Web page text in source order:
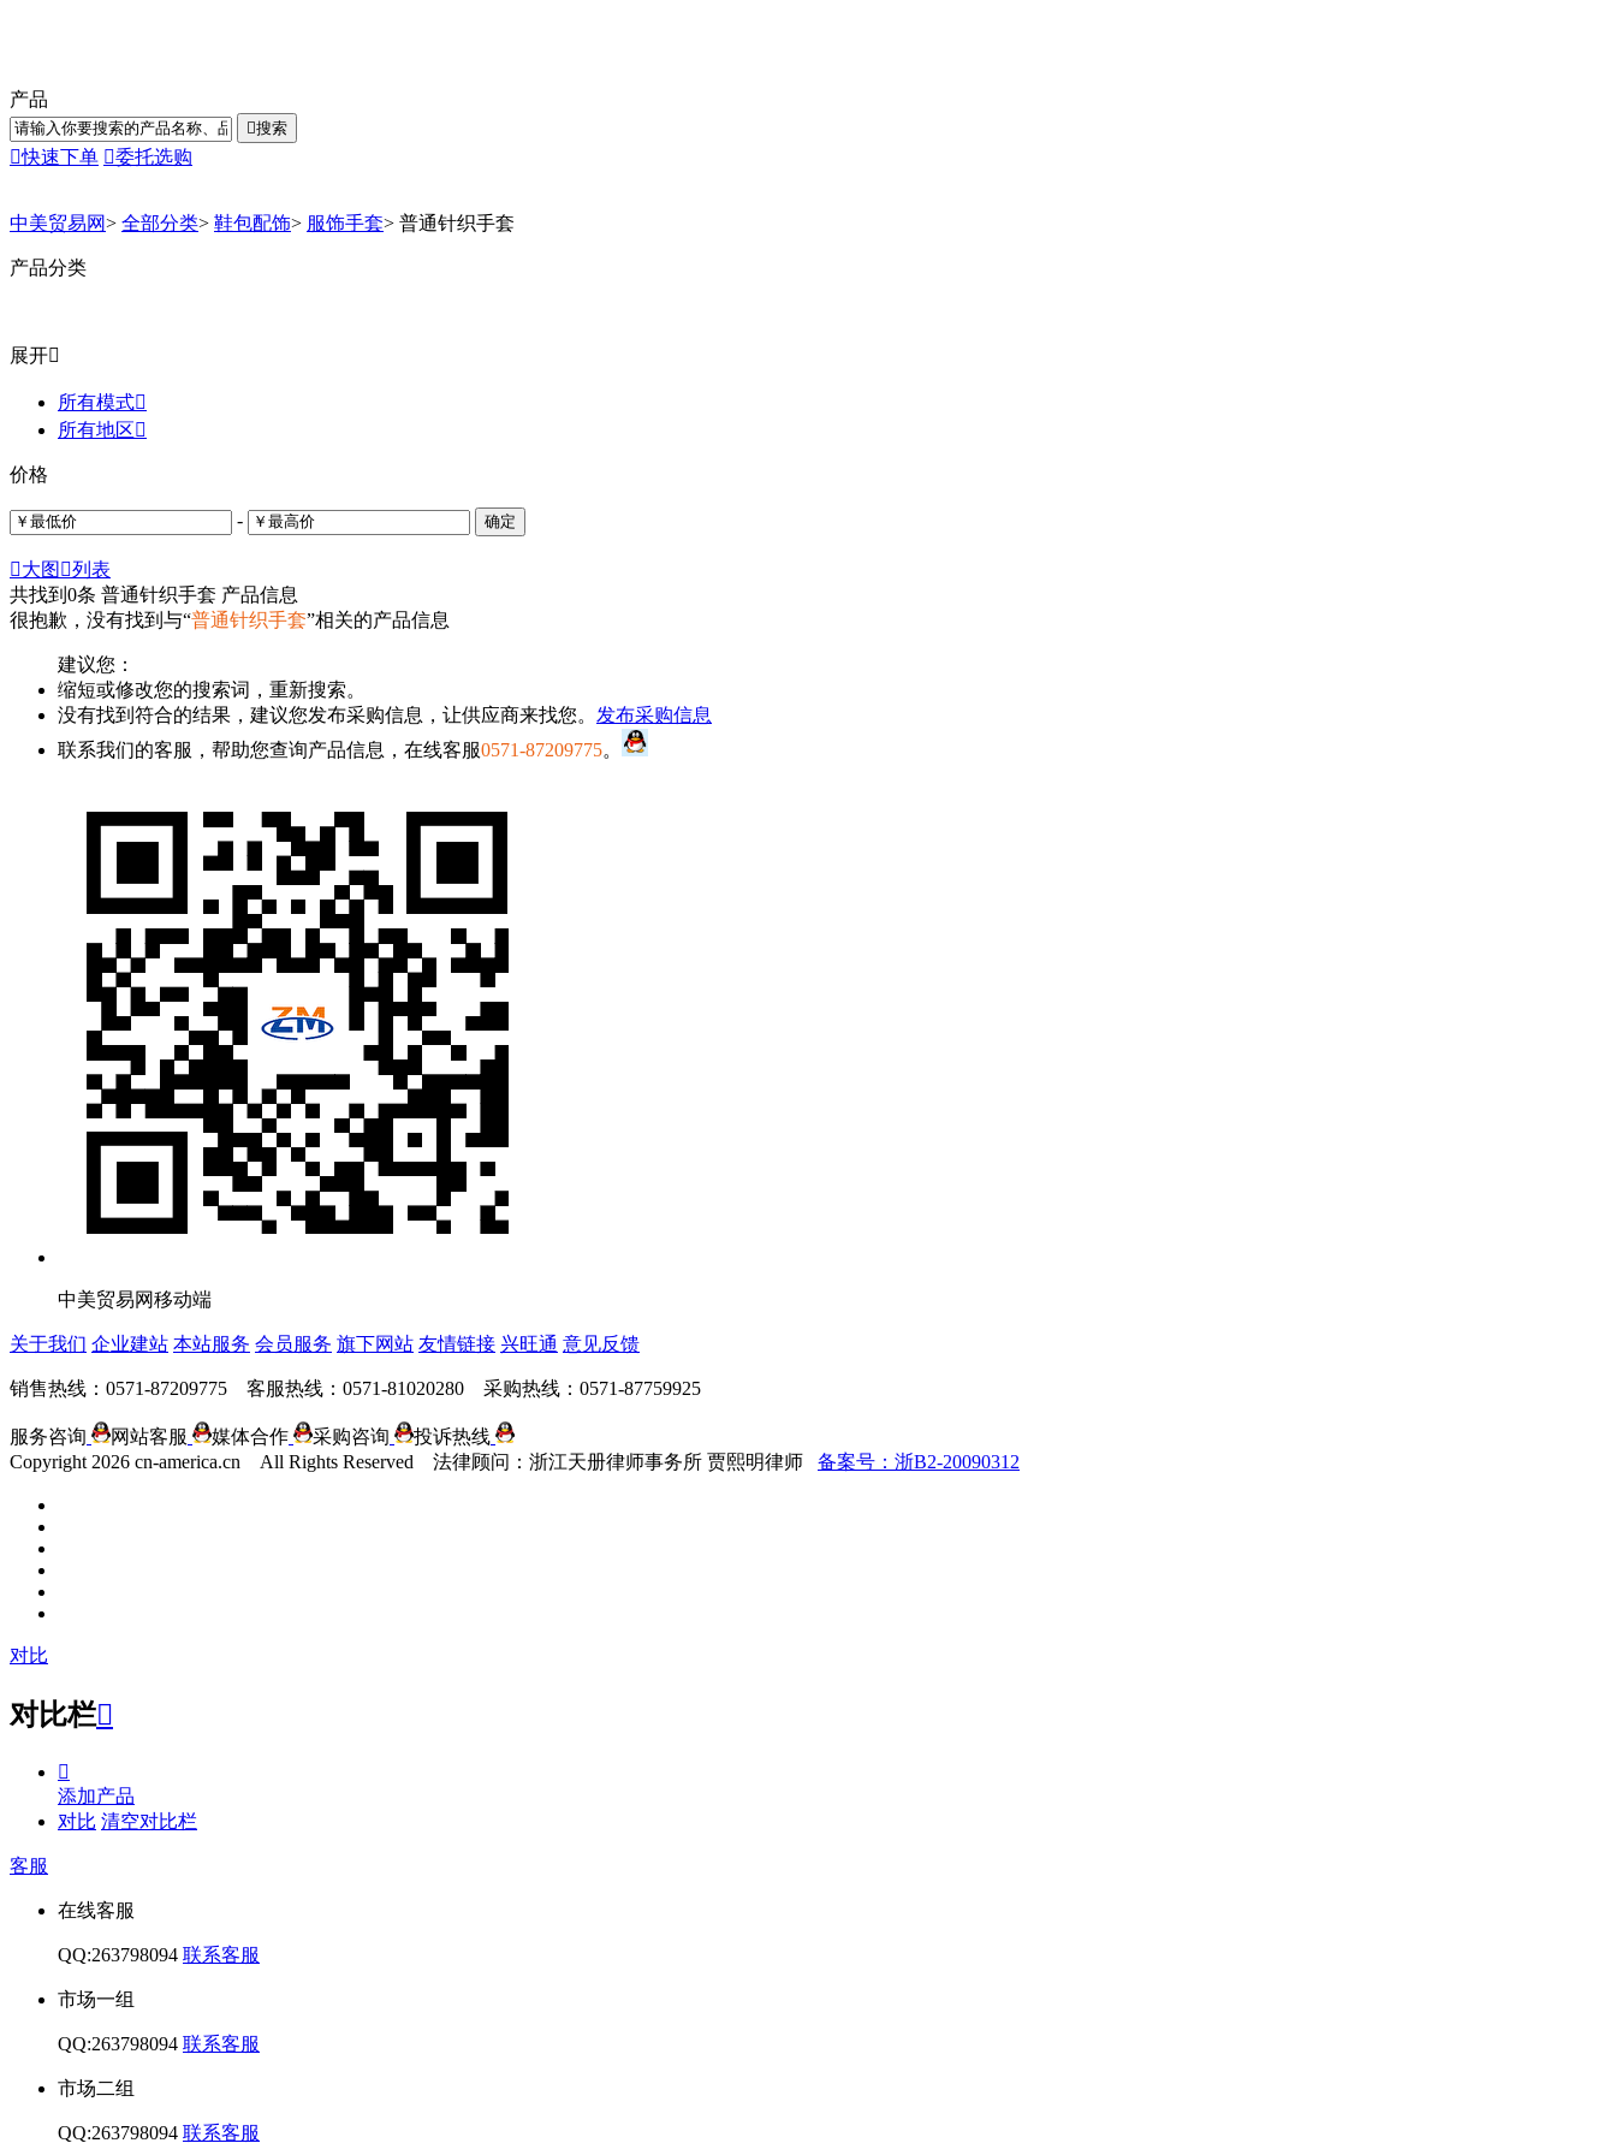
产品
搜索
快速下单 委托选购
中美贸易网> 全部分类> 鞋包配饰> 服饰手套> 普通针织手套
产品分类
展开
所有模式
所有地区
价格
- 确定
大图 列表
共找到 0条 普通针织手套 产品信息
很抱歉，没有找到与“普通针织手套”相关的产品信息
建议您：
缩短或修改您的搜索词，重新搜索。
没有找到符合的结果，建议您发布采购信息，让供应商来找您。 发布采购信息
联系我们的客服，帮助您查询产品信息，在线客服0571-87209775。
中美贸易网移动端
关于我们 企业建站 本站服务 会员服务 旗下网站 友情链接 兴旺通 意见反馈
销售热线：0571-87209775 客服热线：0571-81020280 采购热线：0571-87759925
服务咨询 网站客服 媒体合作 采购咨询
投诉热线
Copyright 2026 cn-america.cn All Rights Reserved 法律顾问：浙江天册律师事务所 贾熙明律师 备案号：浙B2-20090312
对比
对比栏

添加产品
对比 清空对比栏
客服
在线客服
QQ:263798094 联系客服
市场一组
QQ:263798094 联系客服
市场二组
QQ:263798094 联系客服